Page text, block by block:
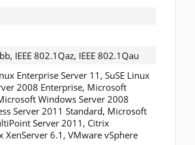
IEEE 802.1Qaz, IEEE 802.1Qau
Enterprise Server 11, SuSE Linux
2008 Enterprise, Microsoft
Windows Server 2008
Server 2011 Standard, Microsoft
Server 2011, Citrix
6.1, VMware vSphere